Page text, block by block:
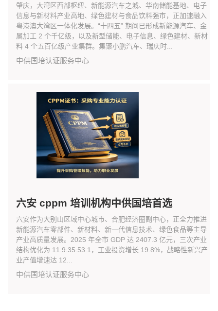
肇庆，大湾区西部枢纽、新能源汽车之城、华南储能基地、电子
信息与新材料产业高地、绿色建材与食品饮料强市，正加速融入
粤港澳大湾区一体化发展。“十四五” 期间已形成新能源汽车、金
属加工 2 个千亿级，以及新型储能、电子信息、绿色建材、新材
料 4 个五百亿级产业集群。集聚小鹏汽车、瑞庆时...
中供国培认证服务中心
六安 cppm 培训机构中供国培首选
六安作为大别山区域中心城市、合肥经济圈副中心，正全力推进
新能源汽车零部件、新材料、新一代信息技术、绿色食品等主导
产业高质量发展。2025 年全市 GDP 达 2407.3 亿元，三次产业
结构优化为 11.9:35:53.1，工业投资增长 19.8%，战略性新兴产
业产值增速达 12...
中供国培认证服务中心